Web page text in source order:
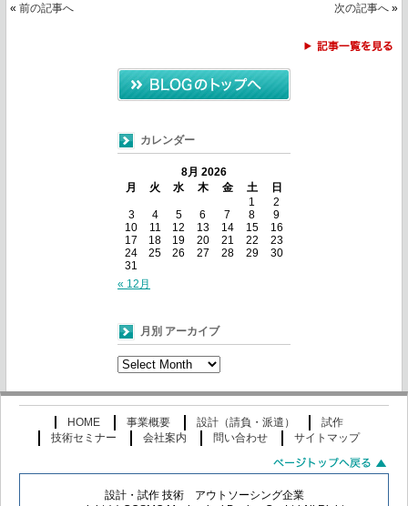
«前の記事へ 次の記事へ»
カレンダー
8月 2026
月
火 水 木 金 土
日
1
2
3
4 5 6 7 8
9
10
11 12 13 14 15
16
17
18 19 20 21 22
23
24
25 26 27 28 29
30
31
« 12月
月別 アーカイブ
月
別
ア
ー
カ
HOME 事業概要 設計（請負・派遣）
試作
技術セミナー
会社案内 問い合わせ サイトマップ
設計・試作 技術 アウトソーシング企業